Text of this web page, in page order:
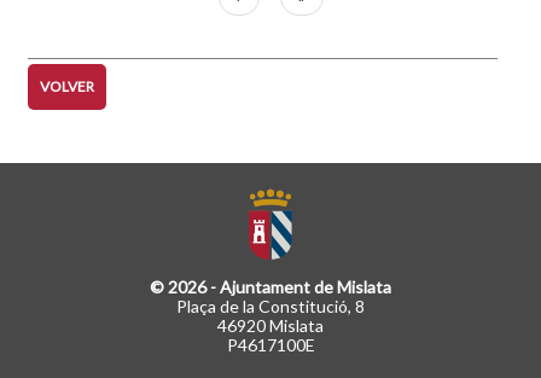
página
página
VOLVER
© 2026 - Ajuntament de Mislata
Plaça de la Constitució, 8
46920 Mislata
P4617100E